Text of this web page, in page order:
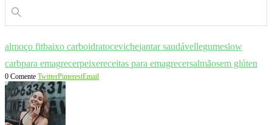
almoço fitbaixo carboidratocevichejantar saudávellegumeslow
carbpara emagrecerpeixereceitas para emagrecersalmãosem glúten
0 Comente TwitterPinterestEmail